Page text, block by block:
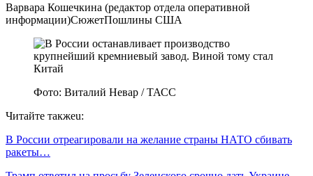
Варвара Кошечкина (редактор отдела оперативной
информации)СюжетПошлины США
Фото: Виталий Невар / ТАСС
Читайте такжеu:
В России отреагировали на желание страны НАТО сбивать
ракеты…